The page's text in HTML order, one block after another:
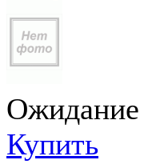
Ожидание
Купить